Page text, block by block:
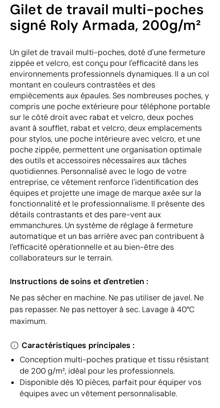
Gilet de travail multi-poches
signé Roly Armada, 200g/m²
Un gilet de travail multi-poches, doté d'une fermeture
zippée et velcro, est conçu pour l'efficacité dans les
environnements professionnels dynamiques. Il a un col
montant en couleurs contrastées et des
empiècements aux épaules. Ses nombreuses poches, y
compris une poche extérieure pour téléphone portable
sur le côté droit avec rabat et velcro, deux poches
avant à soufflet, rabat et velcro, deux emplacements
pour stylos, une poche intérieure avec velcro, et une
poche zippée, permettent une organisation optimale
des outils et accessoires nécessaires aux tâches
quotidiennes. Personnalisé avec le logo de votre
entreprise, ce vêtement renforce l'identification des
équipes et projette une image de marque axée sur la
fonctionnalité et le professionnalisme. Il présente des
détails contrastants et des pare-vent aux
emmanchures. Un système de réglage à fermeture
automatique et un bas arrière avec pan contribuent à
l'efficacité opérationnelle et au bien-être des
collaborateurs sur le terrain.
Instructions de soins et d'entretien :
Ne pas sécher en machine. Ne pas utiliser de javel. Ne
pas repasser. Ne pas nettoyer à sec. Lavage à 40°C
maximum.
Caractéristiques principales :
Conception multi-poches pratique et tissu résistant
de 200 g/m², idéal pour les professionnels.
Disponible dès 10 pièces, parfait pour équiper vos
équipes avec un vêtement personnalisable.